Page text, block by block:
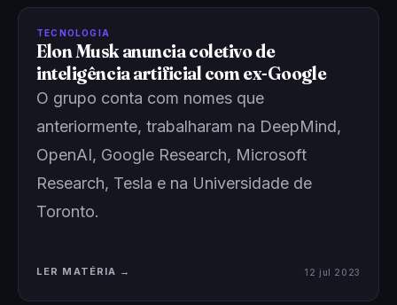
TECNOLOGIA
Elon Musk anuncia coletivo de
inteligência artificial com ex-Google
O grupo conta com nomes que
anteriormente, trabalharam na DeepMind,
OpenAI, Google Research, Microsoft
Research, Tesla e na Universidade de
Toronto.
LER MATÉRIA → 12 jul 2023